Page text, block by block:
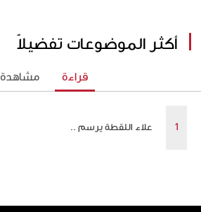
أكثر الموضوعات تفضيلاً
قراءة مشاهدة
علاء اللقطة يرسم ..